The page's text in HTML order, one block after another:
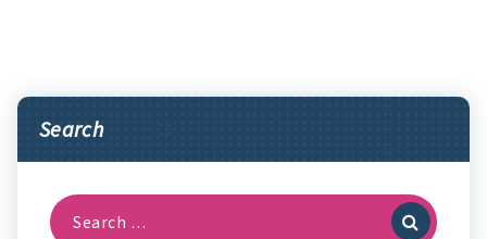
Search
Search
for: